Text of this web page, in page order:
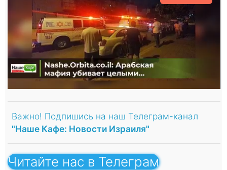
Важно! Подпишись на наш Телеграм-канал
"Наше Кафе: Новости Израиля"
Читайте нас в Телеграм